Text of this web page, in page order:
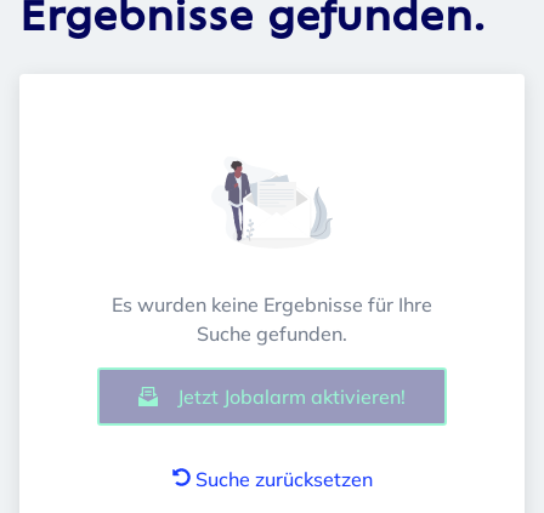
Ergebnisse gefunden.
Es wurden keine Ergebnisse für Ihre
Suche gefunden.
Jetzt Jobalarm aktivieren!
Suche zurücksetzen